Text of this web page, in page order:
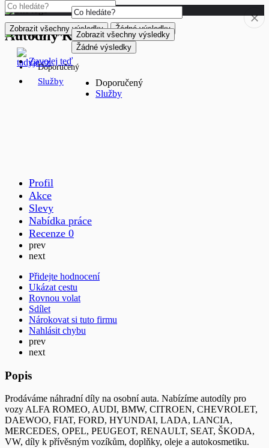
Zobrazit všechny výsledky
Žádné výsledky
Doporučený
Služby
Autodíly Krč
Zavolej teď
Profil
Akce
Slevy
Nabídka práce
Recenze 0
prev
next
Přidejte hodnocení
Ukázat cestu
Rovnou volat
Sdílet
Nárokovat si tuto firmu
Nahlásit chybu
prev
next
Popis
Prodáváme náhradní díly na osobní auta. Nabízíme autodíly pro
vozy ALFA ROMEO, AUDI, BMW, CITROEN, CHEVROLET,
DAEWOO, FIAT, FORD, HYUNDAI, LADA, LANCIA,
MERCEDES, OPEL, PEUGEOT, RENAULT, SEAT, ŠKODA,
VW, díly k přívěsným vozíkům, doplňky, oleje a autokosmetiku.
Zobrazit všechny výsledky Žádné výsledky
Doporučený
Služby